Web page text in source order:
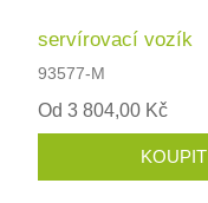
servírovací vozík
93577-M
Od 3 804,00 Kč